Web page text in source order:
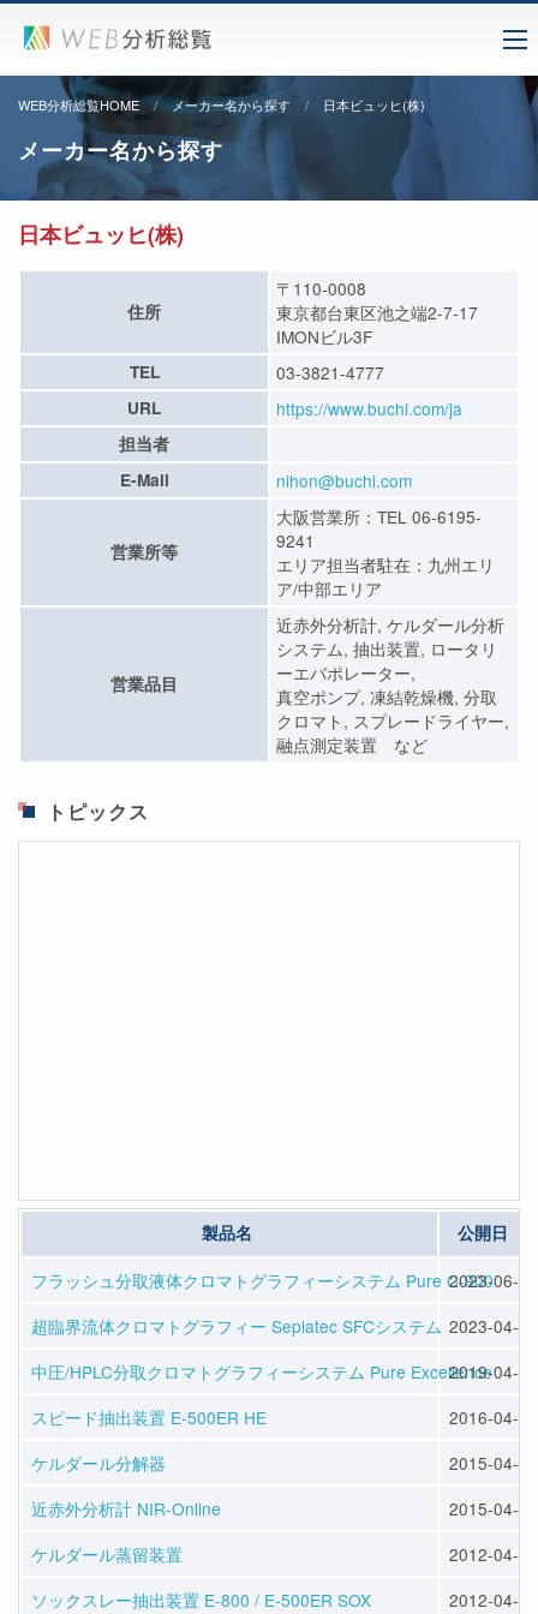
WEB分析総覧HOME メーカー名から探す 日本ビュッヒ(株)
メーカー名から探す
日本ビュッヒ(株)
住所
〒110-0008
東京都台東区池之端2-7-17
IMONビル3F
TEL 03-3821-4777
URL https://www.buchi.com/ja
担当者
E-Mail
nihon@buchi.com
営業所等
大阪営業所：TEL 06-6195-
9241
エリア担当者駐在：九州エリ
ア/中部エリア
営業品目
近赤外分析計, ケルダール分析
システム, 抽出装置, ロータリ
ーエバポレーター,
真空ポンプ, 凍結乾燥機, 分取
クロマト, スプレードライヤー,
融点測定装置 など
トピックス
製品名 公開日
フラッシュ分取液体クロマトグラフィーシステム Pure C-900
2023-06-07
超臨界流体クロマトグラフィー Sepiatec SFCシステム 2023-04-14
中圧/HPLC分取クロマトグラフィーシステム Pure Excellence
2019-04-22
スピード抽出装置 E-500ER HE
2016-04-13
ケルダール分解器
2015-04-10
近赤外分析計 NIR-Online
2015-04-10
ケルダール蒸留装置
2012-04-25
ソックスレー抽出装置 E-800 / E-500ER SOX
2012-04-25